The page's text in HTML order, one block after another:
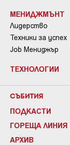
МЕНИДЖМЪНТ
Лидерство
Техники за успех
Job Мениджър
ТЕХНОЛОГИИ
СЪБИТИЯ
ПОДКАСТИ
ГОРЕЩА ЛИНИЯ
АРХИВ